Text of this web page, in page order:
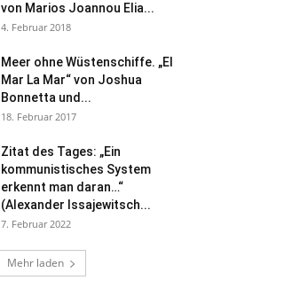
von Marios Joannou Elia...
4. Februar 2018
Meer ohne Wüstenschiffe. „El
Mar La Mar“ von Joshua
Bonnetta und...
18. Februar 2017
Zitat des Tages: „Ein
kommunistisches System
erkennt man daran…“
(Alexander Issajewitsch...
7. Februar 2022
Mehr laden